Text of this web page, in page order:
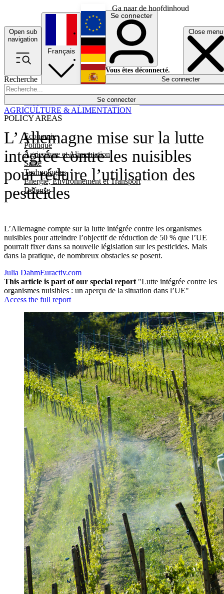
Ga naar de hoofdinhoud
Open sub
navigation
Close menu
Recherche
Se connecter
POLICY AREAS
Economie
Politique
Agriculture et Alimentation
Santé
Technologies
Energie, Environnement et Transport
Défense
Économie
Français
English
Deutsch
Español
Se connecter
Vous êtes déconnecté.
Se connecter
L’Allemagne mise sur la lutte
intégrée contre les nuisibles
pour réduire l’utilisation des
pesticides
L’Allemagne compte sur la lutte intégrée contre les organismes
nuisibles pour atteindre l’objectif de réduction de 50 % que l’UE
pourrait fixer dans sa nouvelle législation sur les pesticides. Mais
dans la pratique, de nombreux obstacles se posent.
AGRICULTURE & ALIMENTATION
Julia DahmEuractiv.com
This article is part of our special report "Lutte intégrée contre les
organismes nuisibles : un aperçu de la situation dans l’UE"
Access the full report